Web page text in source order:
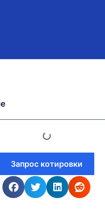
Запрос котировки